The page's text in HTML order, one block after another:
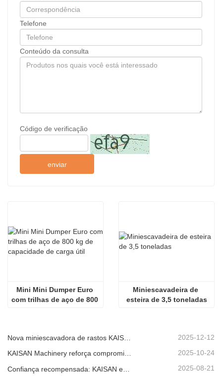
Telefone
Conteúdo da consulta
Código de verificação
enviar
Mini Mini Dumper Euro
com trilhas de aço de 800
Miniescavadeira de
esteira de 3,5 toneladas
2025-12-12
KAISAN Machinery reforça compromisso de suporte global com missão técnica proativa em 2025-10-24
2025-08-21